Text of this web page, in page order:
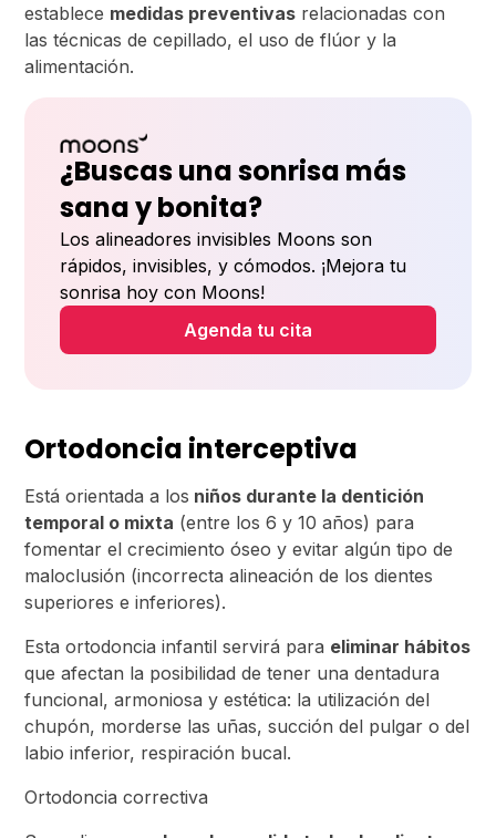
establece medidas preventivas relacionadas con
las técnicas de cepillado, el uso de flúor y la
alimentación.
¿Buscas una sonrisa más
sana y bonita?
Los alineadores invisibles Moons son
rápidos, invisibles, y cómodos. ¡Mejora tu
sonrisa hoy con Moons!
Agenda tu cita
Ortodoncia interceptiva
Está orientada a los niños durante la dentición
temporal o mixta (entre los 6 y 10 años) para
fomentar el crecimiento óseo y evitar algún tipo de
maloclusión (incorrecta alineación de los dientes
superiores e inferiores).
Esta ortodoncia infantil servirá para eliminar hábitos
que afectan la posibilidad de tener una dentadura
funcional, armoniosa y estética: la utilización del
chupón, morderse las uñas, succión del pulgar o del
labio inferior, respiración bucal.
Ortodoncia correctiva